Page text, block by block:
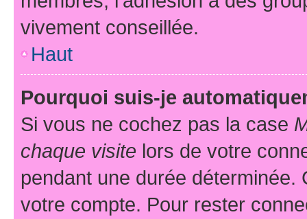
vivement conseillée.
Haut
Pourquoi suis-je
Si vous ne cochez pas la case
chaque visite lors de votre
pendant une durée déterminée.
votre compte. Pour rester